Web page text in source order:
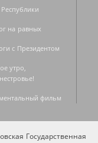
на равных
с Президентом
утро,
фильм
Государственная